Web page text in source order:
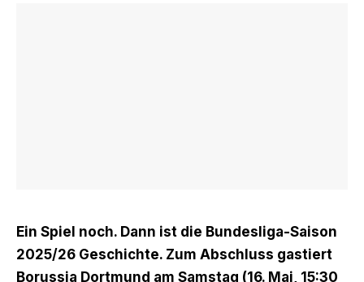
Ein Spiel noch. Dann ist die Bundesliga-Saison
2025/26 Geschichte. Zum Abschluss gastiert
Borussia Dortmund am Samstag (16. Mai, 15:30